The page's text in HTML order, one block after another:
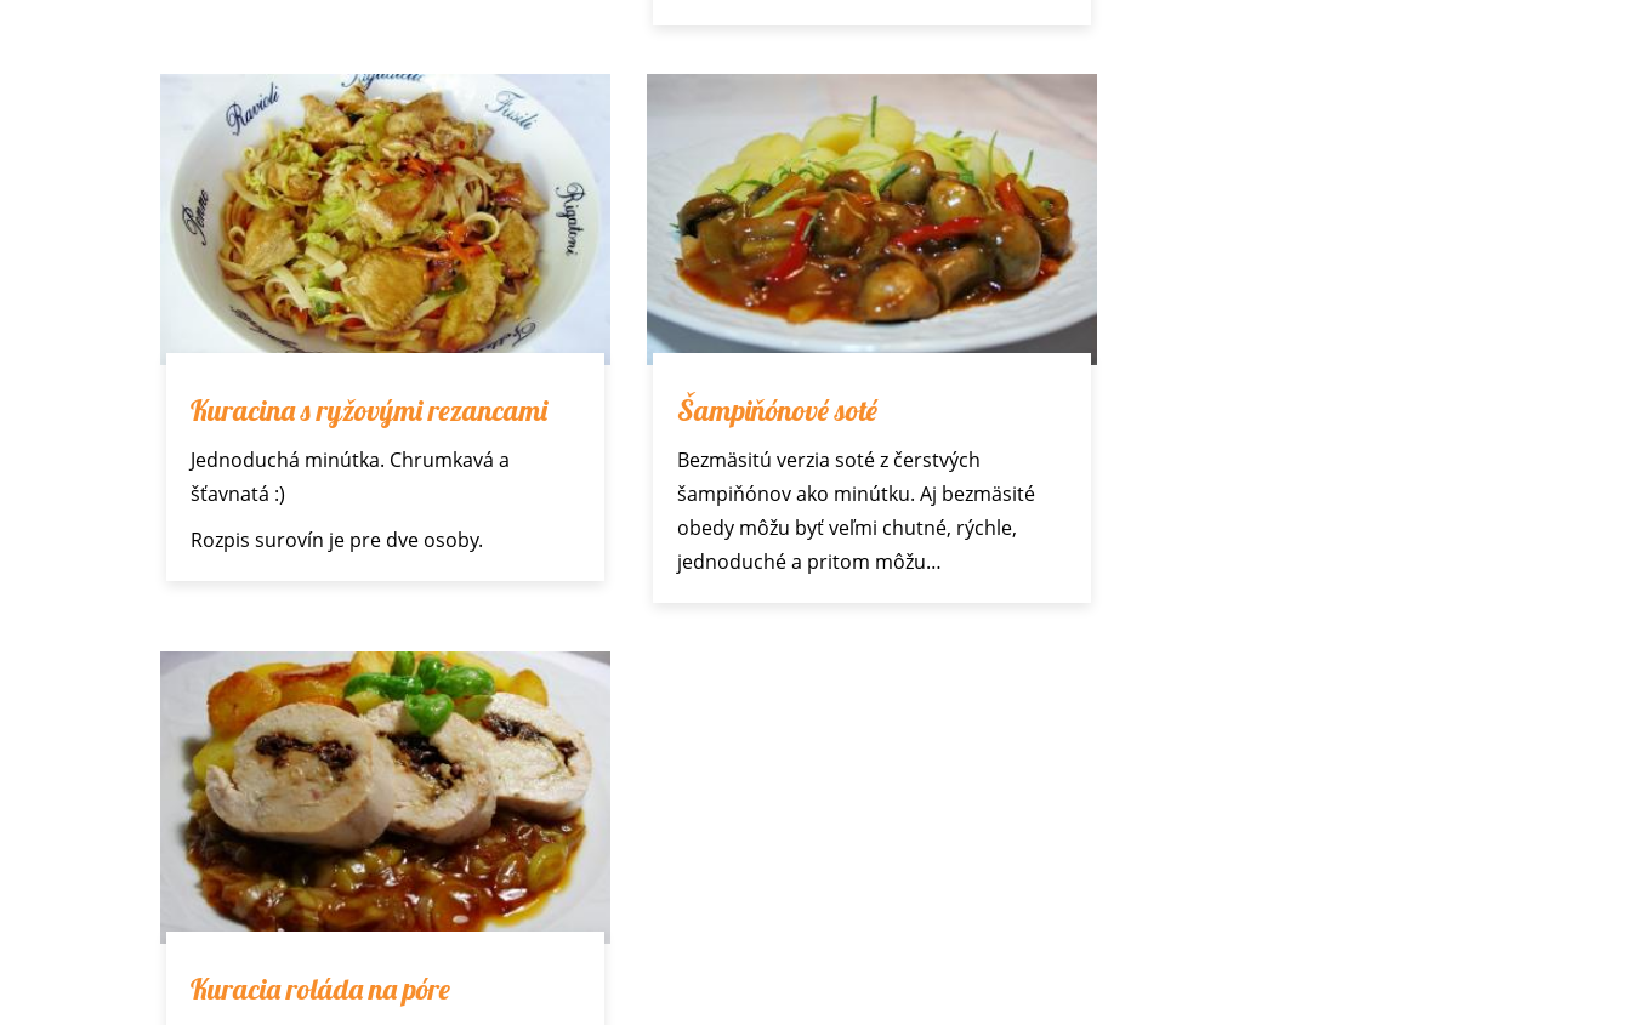
Kuracina s ryžovými rezancami
Jednoduchá minútka. Chrumkavá a
šťavnatá :)
Rozpis surovín je pre dve osoby.
Šampiňónové soté
Bezmäsitú verzia soté z čerstvých
šampiňónov ako minútku. Aj bezmäsité
obedy môžu byť veľmi chutné, rýchle,
jednoduché a pritom môžu…
Kuracia roláda na póre